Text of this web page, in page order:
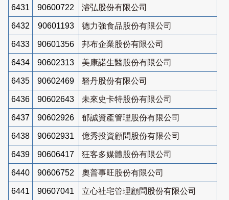
6431 90600722 濬弘股份有限公司
6432 90601193 德力強食品股份有限公司
6433 90601356 邦布企業股份有限公司
6434 90602313 美康諾生醫股份有限公司
6435 90602469 砮丹股份有限公司
6436 90602643 未來史卡特股份有限公司
6437 90602926 郁誠資產管理股份有限公司
6438 90602931 億秀投資顧問股份有限公司
6439 90606417 狂客多媒體股份有限公司
6440 90606752 奧普事旺股份有限公司
6441 90607041 立心社宅管理顧問股份有限公司